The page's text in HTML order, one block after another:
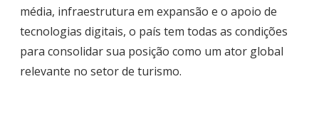
média, infraestrutura em expansão e o apoio de
tecnologias digitais, o país tem todas as condições
para consolidar sua posição como um ator global
relevante no setor de turismo.